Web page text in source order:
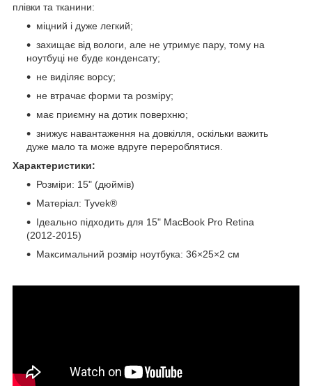
плівки та тканини:
міцний і дуже легкий;
захищає від вологи, але не утримує пару, тому на
ноутбуці не буде конденсату;
не виділяє ворсу;
не втрачає форми та розміру;
має приємну на дотик поверхню;
знижує навантаження на довкілля, оскільки важить
дуже мало та може вдруге перероблятися.
Характеристики:
Розміри: 15" (дюймів)
Матеріал: Tyvek®
Ідеально підходить для 15" MacBook Pro Retina
(2012-2015)
Максимальний розмір ноутбука: 36×25×2 см